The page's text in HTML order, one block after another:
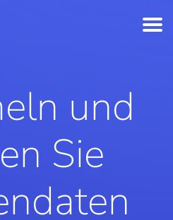
und
Sie